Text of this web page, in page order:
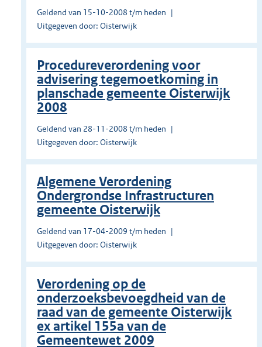
Geldend van 15-10-2008 t/m heden
Uitgegeven door: Oisterwijk
Procedureverordening voor
advisering tegemoetkoming in
planschade gemeente Oisterwijk
2008
Geldend van 28-11-2008 t/m heden
Uitgegeven door: Oisterwijk
Algemene Verordening
Ondergrondse Infrastructuren
gemeente Oisterwijk
Geldend van 17-04-2009 t/m heden
Uitgegeven door: Oisterwijk
Verordening op de
onderzoeksbevoegdheid van de
raad van de gemeente Oisterwijk
ex artikel 155a van de
Gemeentewet 2009